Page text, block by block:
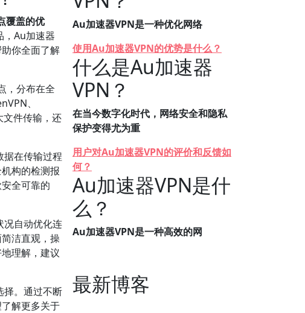
覆盖的优
，Au加速器
你全面了解
，分布在全
、
件传输，还
据在传输过程
构的检测报
全可靠的
况自动优化连
洁直观，操
理解，建议
择。通过不断
解更多关于
Au加速器VPN是一种优化网络
使用Au加速器VPN的优势是什么？
什么是Au加速器
VPN？
在当今数字化时代，网络安全和隐私
保护变得尤为重
用户对Au加速器VPN的评价和反馈如
何？
Au加速器VPN是什
么？
Au加速器VPN是一种高效的网
最新博客